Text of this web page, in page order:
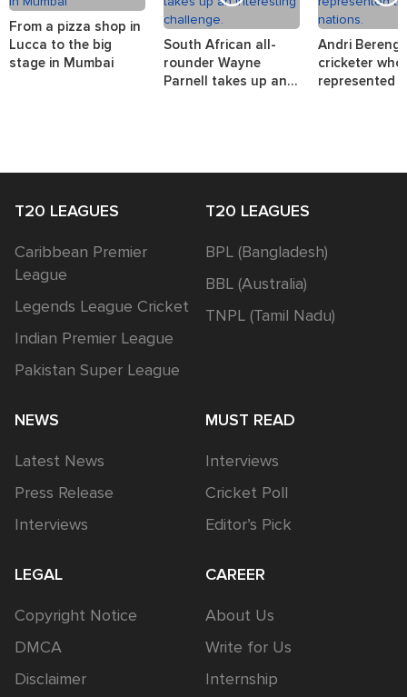
From a pizza shop in
Lucca to the big
stage in Mumbai
South African all-
rounder Wayne
Parnell takes up an
Andri
cricketer who
represented
T20 LEAGUES
Caribbean Premier
League
Legends League Cricket
Indian Premier League
Pakistan Super League
T20 LEAGUES
BPL (Bangladesh)
BBL (Australia)
TNPL (Tamil Nadu)
NEWS
Latest News
Press Release
Interviews
MUST READ
Interviews
Cricket Poll
Editor’s Pick
LEGAL
Copyright Notice
DMCA
Disclaimer
CAREER
About Us
Write for Us
Internship